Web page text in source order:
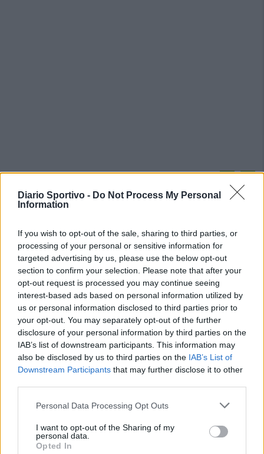
Diario Sportivo - Do Not Process My Personal
Information
If you wish to opt-out of the sale, sharing to third parties, or
processing of your personal or sensitive information for
targeted advertising by us, please use the below opt-out
section to confirm your selection. Please note that after your
opt-out request is processed you may continue seeing
interest-based ads based on personal information utilized by
us or personal information disclosed to third parties prior to
your opt-out. You may separately opt-out of the further
disclosure of your personal information by third parties on the
IAB’s list of downstream participants. This information may
also be disclosed by us to third parties on the IAB’s List of
Downstream Participants that may further disclose it to other
Personal Data Processing Opt Outs
I want to opt-out of the Sharing of my
personal data.
Opted In
Cabrera, Tesio, Limongelli, Bolzicco e tanti
giovani tra i…
7 Ago 2026
Il Selargius rinforza il centrocampo con
Manuel Rinino e Samuele Vacca
6 Ago 2026
Le 5 sarde ancora nel girone G con 8 squadre
laziali, 4 campane e la novità dei molisani del
Venafro
6 Ago 2026
Coppa Italia: Aranova-Ossese il 23, i derby
6 Ago 2026
Colpo dell'Uta con Pisano e arriva anche